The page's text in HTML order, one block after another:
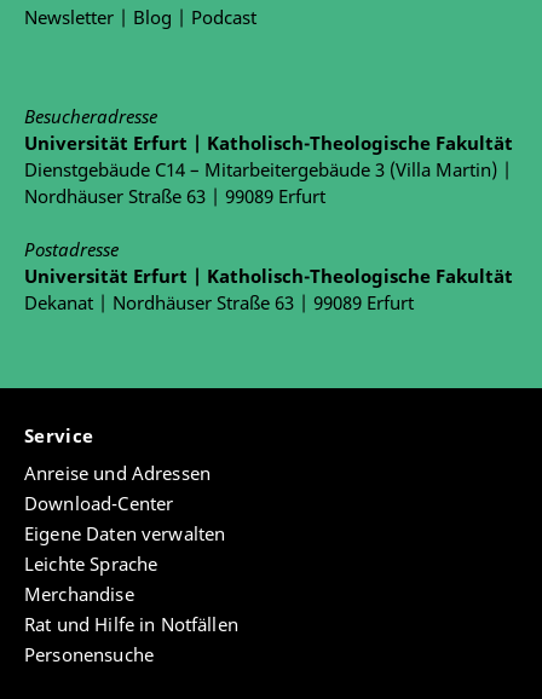
Newsletter | Blog | Podcast
Besucheradresse
Universität Erfurt | Katholisch-Theologische Fakultät
Dienstgebäude C14 – Mitarbeitergebäude 3 (Villa Martin) |
Nordhäuser Straße 63 | 99089 Erfurt
Postadresse
Universität Erfurt | Katholisch-Theologische Fakultät
Dekanat | Nordhäuser Straße 63 | 99089 Erfurt
Service
Anreise und Adressen
Download-Center
Eigene Daten verwalten
Leichte Sprache
Merchandise
Rat und Hilfe in Notfällen
Personensuche